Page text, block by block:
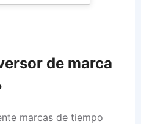
de marca
marcas de tiempo